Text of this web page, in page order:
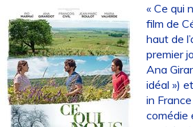
« Ce qui
film de
haut de
premier
Ana
idéal »)
in
comédie